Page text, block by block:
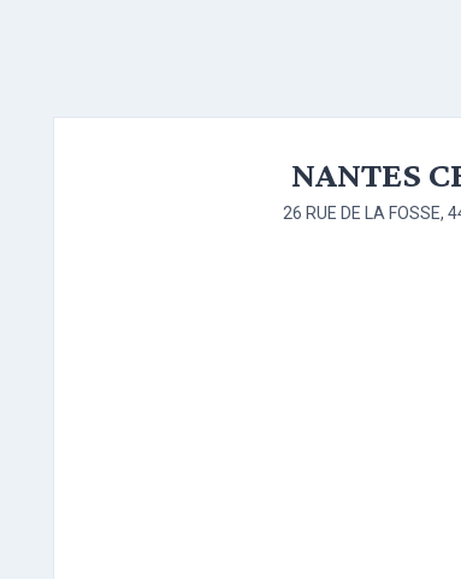
NANTES
26 RUE DE LA FOSSE,